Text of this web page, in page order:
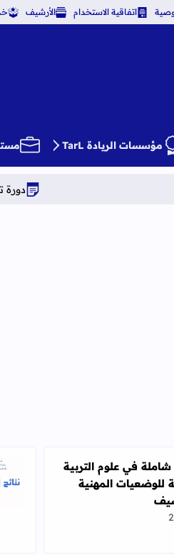
اتفاقية الاستخدام الأرشيف
مؤسسات الريادة TarL
دورة تكوينية شاملة
شاملة في علوم التربية دراسة
شاملة في علوم التربية
للوضعيات المهنية